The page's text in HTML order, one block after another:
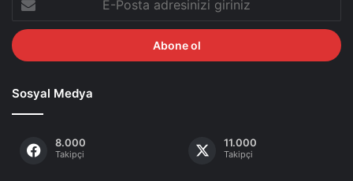
Posta
adresinizi
giriniz
Sosyal Medya
8.000
Takipçi
11.000
Takipçi